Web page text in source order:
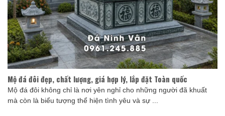
Mộ đá đôi đẹp, chất lượng, giá hợp lý, lắp đặt Toàn quốc
Mộ đá đôi không chỉ là nơi yên nghỉ cho những người đã khuất
mà còn là biểu tượng thể hiện tình yêu và sự ...